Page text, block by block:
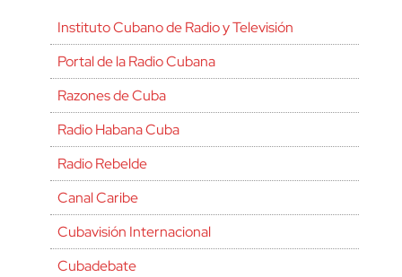
Instituto Cubano de Radio y Televisión
Portal de la Radio Cubana
Razones de Cuba
Radio Habana Cuba
Radio Rebelde
Canal Caribe
Cubavisión Internacional
Cubadebate